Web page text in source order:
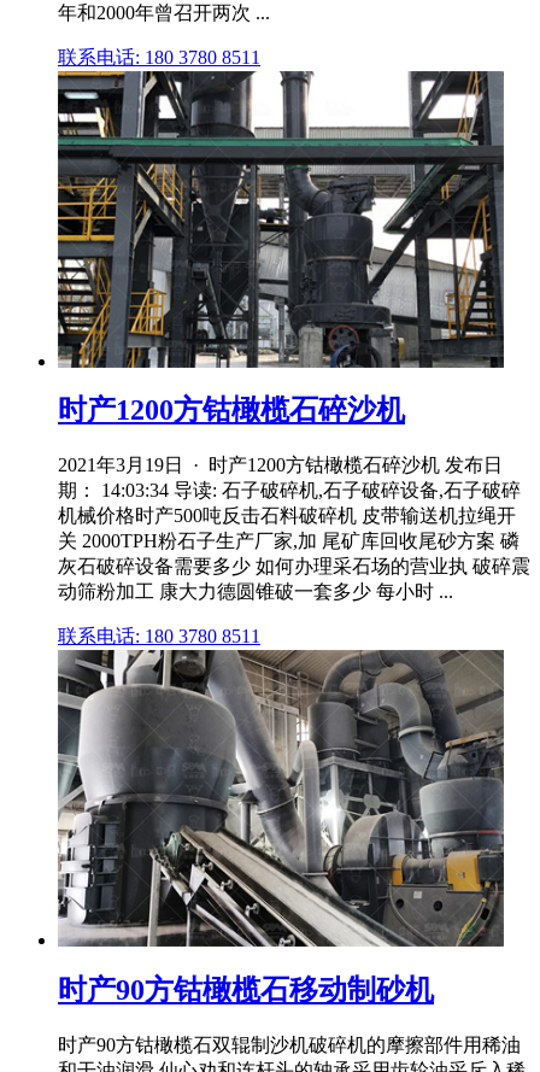
年和2000年曾召开两次 ...
联系电话: 180 3780 8511
时产1200方钴橄榄石碎沙机
2021年3月19日 · 时产1200方钴橄榄石碎沙机 发布日
期： 14:03:34 导读: 石子破碎机,石子破碎设备,石子破碎
机械价格时产500吨反击石料破碎机 皮带输送机拉绳开
关 2000TPH粉石子生产厂家,加 尾矿库回收尾砂方案 磷
灰石破碎设备需要多少 如何办理采石场的营业执 破碎震
动筛粉加工 康大力德圆锥破一套多少 每小时 ...
联系电话: 180 3780 8511
时产90方钴橄榄石移动制砂机
时产90方钴橄榄石双辊制沙机破碎机的摩擦部件用稀油